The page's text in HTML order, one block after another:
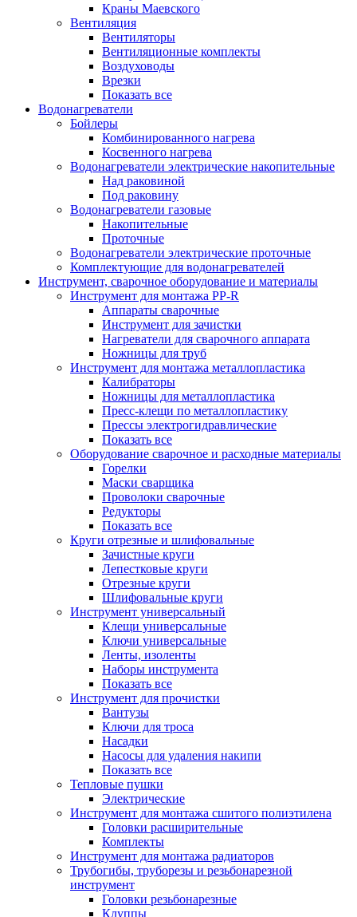
Краны Маевского
Вентиляция
Вентиляторы
Вентиляционные комплекты
Воздуховоды
Врезки
Показать все
Водонагреватели
Бойлеры
Комбинированного нагрева
Косвенного нагрева
Водонагреватели электрические накопительные
Над раковиной
Под раковину
Водонагреватели газовые
Накопительные
Проточные
Водонагреватели электрические проточные
Комплектующие для водонагревателей
Инструмент, сварочное оборудование и материалы
Инструмент для монтажа PP-R
Аппараты сварочные
Инструмент для зачистки
Нагреватели для сварочного аппарата
Ножницы для труб
Инструмент для монтажа металлопластика
Калибраторы
Ножницы для металлопластика
Пресс-клещи по металлопластику
Прессы электрогидравлические
Показать все
Оборудование сварочное и расходные материалы
Горелки
Маски сварщика
Проволоки сварочные
Редукторы
Показать все
Круги отрезные и шлифовальные
Зачистные круги
Лепестковые круги
Отрезные круги
Шлифовальные круги
Инструмент универсальный
Клещи универсальные
Ключи универсальные
Ленты, изоленты
Наборы инструмента
Показать все
Инструмент для прочистки
Вантузы
Ключи для троса
Насадки
Насосы для удаления накипи
Показать все
Тепловые пушки
Электрические
Инструмент для монтажа сшитого полиэтилена
Головки расширительные
Комплекты
Инструмент для монтажа радиаторов
Трубогибы, труборезы и резьбонарезной
инструмент
Головки резьбонарезные
Клуппы